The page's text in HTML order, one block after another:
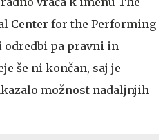
Center for the Performing
odredbi pa pravni in
še ni končan, saj je
možnost nadaljnjih